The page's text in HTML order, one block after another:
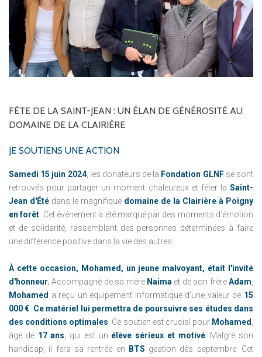
FÊTE DE LA SAINT-JEAN : UN ÉLAN DE GÉNÉROSITÉ AU
DOMAINE DE LA CLAIRIÈRE
JE SOUTIENS UNE ACTION
Samedi 15 juin 2024, les donateurs de la Fondation GLNFse sont
retrouvés pour partager un moment chaleureux et fêter la Saint-
Jean d'Été dans le magnifique domaine de la Clairière à Poigny
en forêt . Cet événement a été marqué par des moments d’émotion
et de solidarité, rassemblant des personnes déterminées à faire
une différence positive dans la vie des autres.
À cette occasion, Mohamed, un jeune malvoyant, était l'invité
d'honneur. Accompagné de sa mère Naima et de son frèreAdam
Mohamed a reçu un équipement informatique d’une valeur de 15
000 € Ce matériel lui permettra de poursuivre ses études dans
des conditions optimales . Ce soutien est crucial pour Mohamed
âgé de 17 ans , qui est un élève sérieux et motivé. Malgré son
handicap, il fera sa rentrée en
BTS gestion dès septembre. Cet